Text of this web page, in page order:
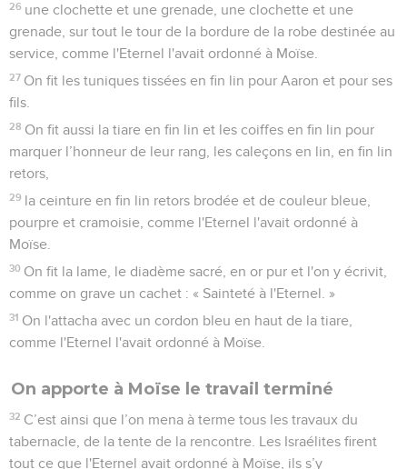
26 une clochette et une grenade, une clochette et une
grenade, sur tout le tour de la bordure de la robe destinée au
service, comme l'Eternel l'avait ordonné à Moïse.
27 On fit les tuniques tissées en fin lin pour Aaron et pour ses
fils.
28 On fit aussi la tiare en fin lin et les coiffes en fin lin pour
marquer l’honneur de leur rang, les caleçons en lin, en fin lin
retors,
29 la ceinture en fin lin retors brodée et de couleur bleue,
pourpre et cramoisie, comme l'Eternel l'avait ordonné à
Moïse.
30 On fit la lame, le diadème sacré, en or pur et l'on y écrivit,
comme on grave un cachet : « Sainteté à l'Eternel. »
31 On l'attacha avec un cordon bleu en haut de la tiare,
comme l'Eternel l'avait ordonné à Moïse.
On apporte à Moïse le travail terminé
32 C’est ainsi que l’on mena à terme tous les travaux du
tabernacle, de la tente de la rencontre. Les Israélites firent
tout ce que l'Eternel avait ordonné à Moïse, ils s’y